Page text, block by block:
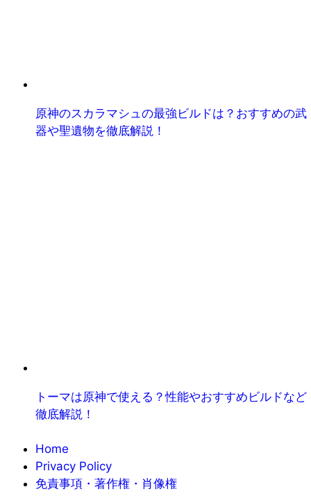
原神のスカラマシュの最強ビルドは？おすすめの武
器や聖遺物を徹底解説！
トーマは原神で使える？性能やおすすめビルドなど
徹底解説！
Home
Privacy Policy
免責事項・著作権・肖像権